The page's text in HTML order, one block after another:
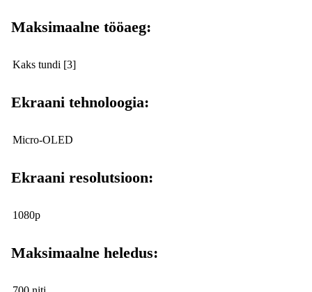
Maksimaalne tööaeg:
Kaks tundi [3]
Ekraani tehnoloogia:
Micro-OLED
Ekraani resolutsioon:
1080p
Maksimaalne heledus: